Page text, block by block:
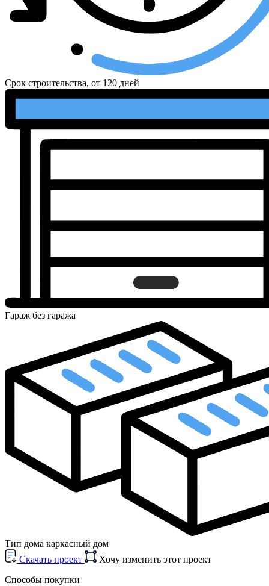
Срок строительства, от 120 дней
Гараж без гаража
Тип дома каркасный дом
Cкачать проект
Хочу изменить этот проект
Способы покупки